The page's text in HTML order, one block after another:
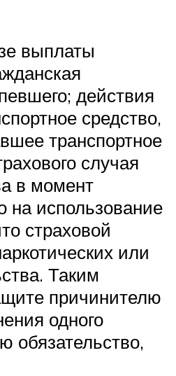
выплаты
действия
средство,
транспортное
случая
в момент
на использование
страховой
или
Таким
причинителю
одного
обязательство,